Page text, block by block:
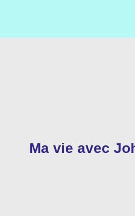
CALENDRIER
Ma vie avec